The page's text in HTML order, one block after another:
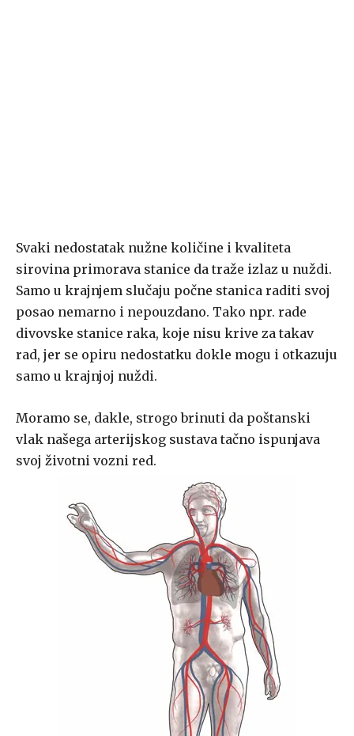
Svaki nedostatak nužne količine i kvaliteta
sirovina primorava stanice da traže izlaz u nuždi.
Samo u krajnjem slučaju počne stanica raditi svoj
posao nemarno i nepouzdano. Tako npr. rade
divovske stanice raka, koje nisu krive za takav
rad, jer se opiru nedostatku dokle mogu i otkazuju
samo u krajnjoj nuždi.
Moramo se, dakle, strogo brinuti da poštanski
vlak našega arterijskog sustava tačno ispunjava
svoj životni vozni red.